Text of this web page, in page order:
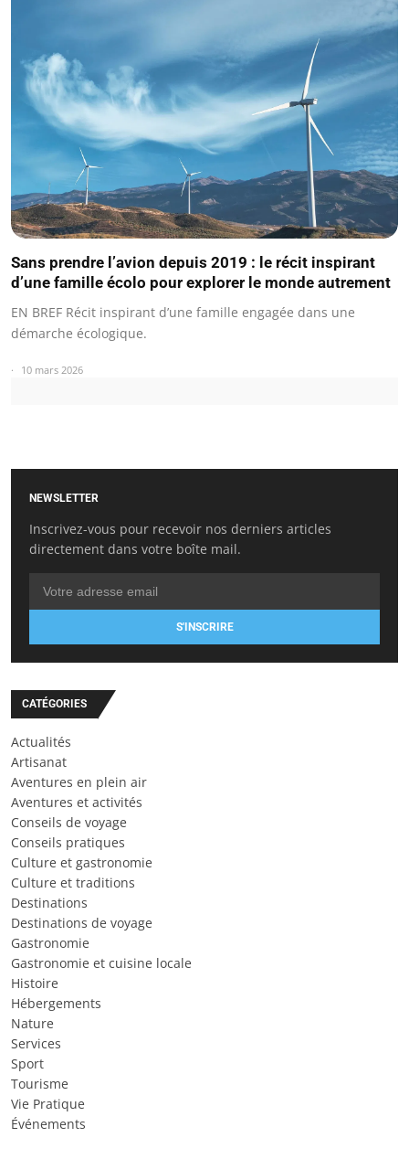
Sans prendre l’avion depuis 2019 : le récit inspirant
d’une famille écolo pour explorer le monde autrement
EN BREF Récit inspirant d’une famille engagée dans une
démarche écologique.
10 mars 2026
NEWSLETTER
Inscrivez-vous pour recevoir nos derniers articles
directement dans votre boîte mail.
S'INSCRIRE
CATÉGORIES
Actualités
Artisanat
Aventures en plein air
Aventures et activités
Conseils de voyage
Conseils pratiques
Culture et gastronomie
Culture et traditions
Destinations
Destinations de voyage
Gastronomie
Gastronomie et cuisine locale
Histoire
Hébergements
Nature
Services
Sport
Tourisme
Vie Pratique
Événements